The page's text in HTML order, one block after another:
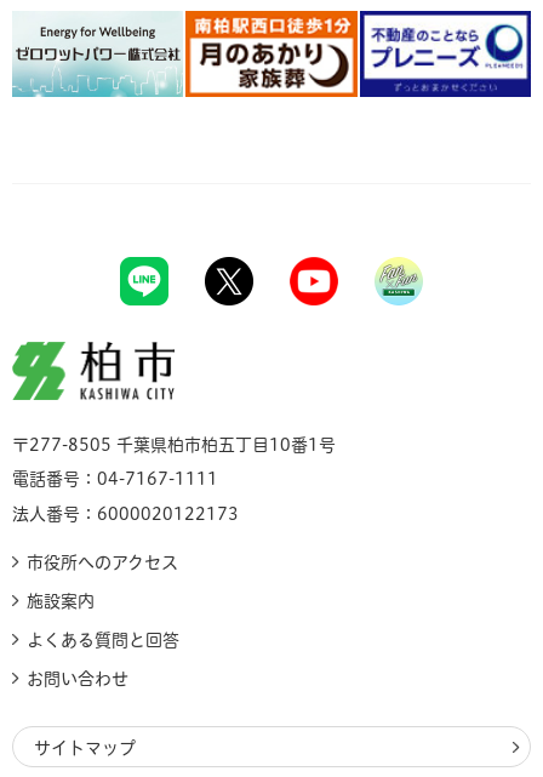
柏市
〒277-8505 千葉県柏市柏五丁目10番1号
電話番号：04-7167-1111
法人番号：6000020122173
市役所へのアクセス
施設案内
よくある質問と回答
お問い合わせ
サイトマップ